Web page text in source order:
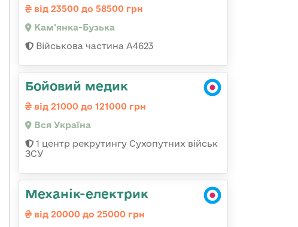
від 23500 до 58500 грн
Кам'янка-Бузька
Військова частина А4623
Бойовий медик
від 21000 до 121000 грн
Вся Україна
1 центр рекрутингу Сухопутних військ
ЗСУ
Механік-електрик
від 20000 до 25000 грн